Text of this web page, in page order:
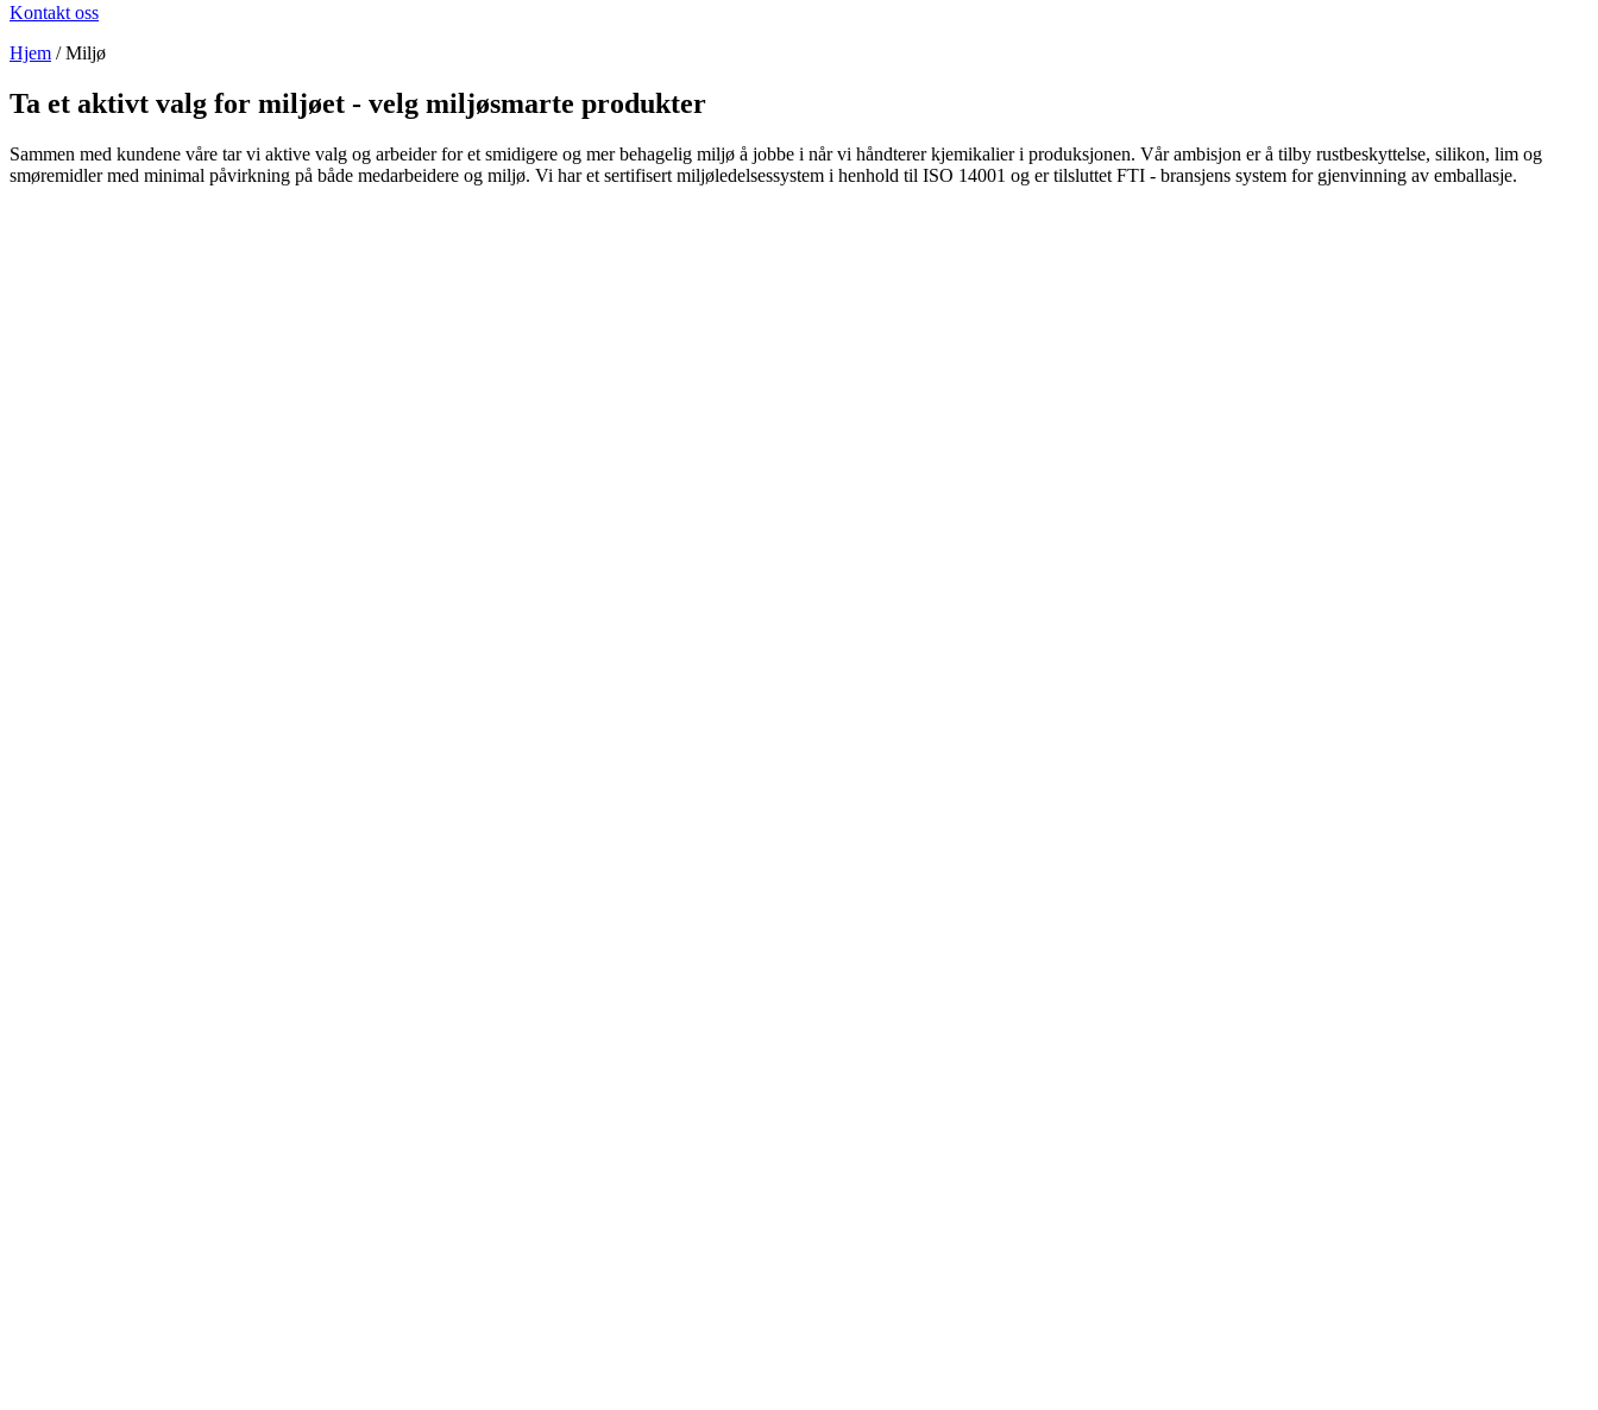
Kontakt oss
Hjem /Miljø
Ta et aktivt valg for miljøet - velg miljøsmarte produkter
Sammen med kundene våre tar vi aktive valg og arbeider for et smidigere og mer behagelig miljø å jobbe i når vi håndterer kjemikalier i produksjonen. Vår ambisjon er å tilby rustbeskyttelse, silikon, lim og
smøremidler med minimal påvirkning på både medarbeidere og miljø. Vi har et sertifisert miljøledelsessystem i henhold til ISO 14001 og er tilsluttet FTI - bransjens system for gjenvinning av emballasje.